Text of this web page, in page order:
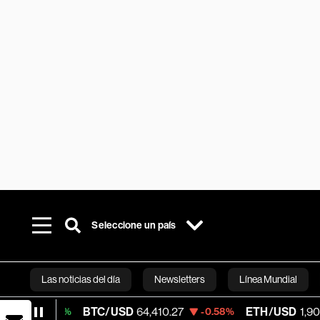
Seleccione un país
Las noticias del día Newsletters Línea Mundial
Bloomberg
BTC/USD 64,410.27 -0.58% ETH/USD 1,909.093